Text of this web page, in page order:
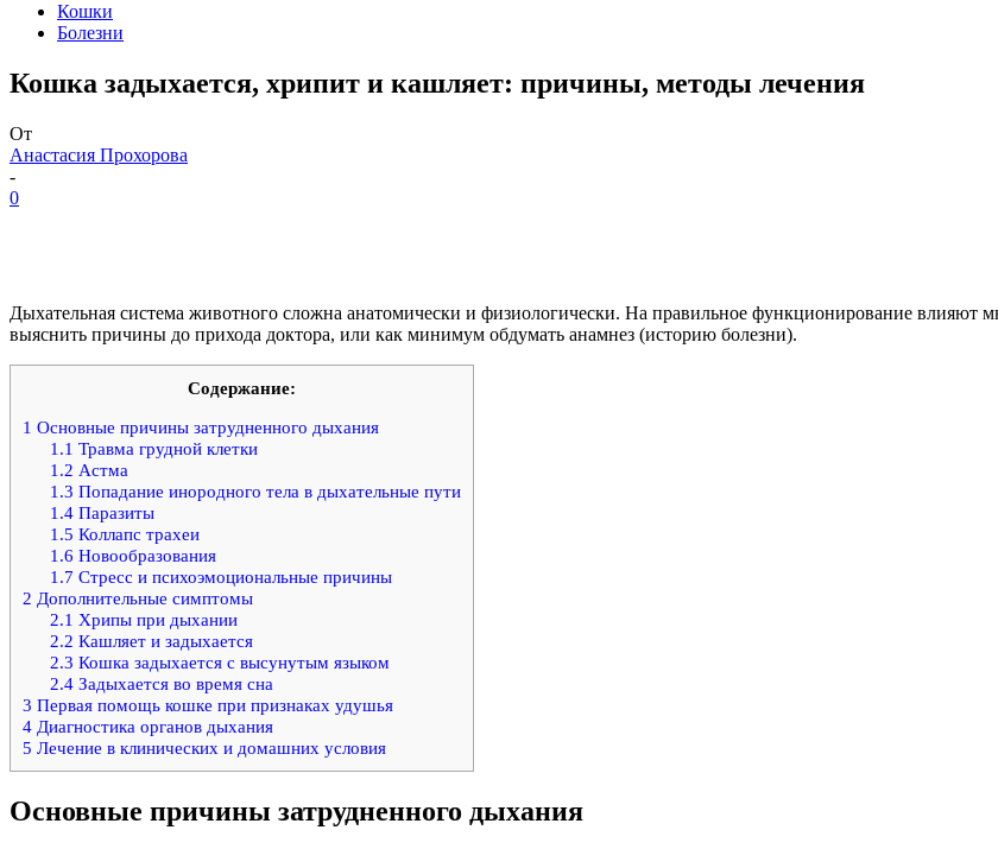
Кошки
Болезни
Кошка задыхается, хрипит и кашляет: причины, методы лечения
От
Анастасия Прохорова
-
0
Дыхательная система животного сложна анатомически и физиологически. На правильное функционирование влияют
выяснить причины до прихода доктора, или как минимум обдумать анамнез (историю болезни).
Содержание:
1 Основные причины затрудненного дыхания
1.1 Травма грудной клетки
1.2 Астма
1.3 Попадание инородного тела в дыхательные пути
1.4Паразиты
1.5 Коллапс трахеи
1.6 Новообразования
1.7 Стресс и психоэмоциональные причины
2 Дополнительные симптомы
2.1 Хрипы при дыхании
2.2 Кашляет и задыхается
2.3 Кошка задыхается с высунутым языком
2.4Задыхается во время сна
3 Первая помощь кошке при признаках удушья
4 Диагностика органов дыхания
5 Лечение в клинических и домашних условия
Основные причины затрудненного дыхания